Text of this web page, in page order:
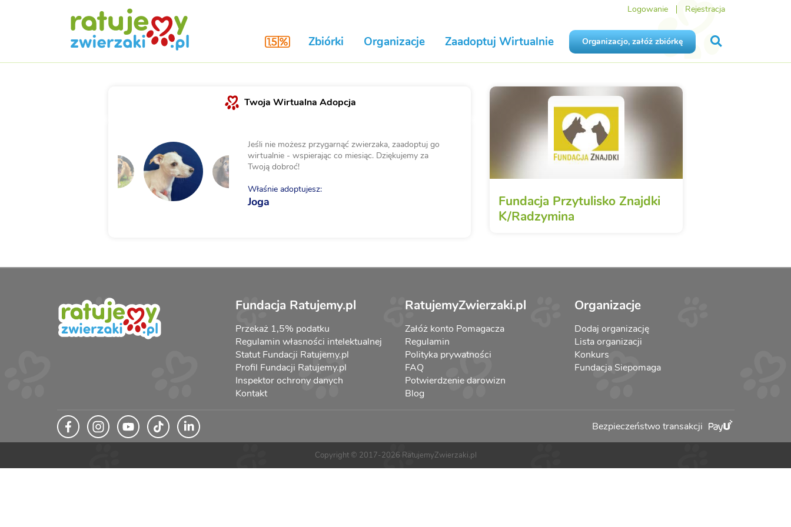
Logowanie Rejestracja
Zbiórki Organizacje Zaadoptuj Wirtualnie Organizacjo, załóż zbiórkę
Twoja Wirtualna Adopcja
Jeśli nie możesz przygarnąć zwierzaka, zaadoptuj go
wirtualnie - wspierając co miesiąc. Dziękujemy za
Twoją dobroć!
Właśnie adoptujesz:
Joga
Fundacja Przytulisko Znajdki
K/Radzymina
Fundacja Ratujemy.pl
Przekaż 1,5% podatku
Regulamin własności intelektualnej
Statut Fundacji Ratujemy.pl
Profil Fundacji Ratujemy.pl
Inspektor ochrony danych
Kontakt
RatujemyZwierzaki.pl
Załóż konto Pomagacza
Regulamin
Polityka prywatności
FAQ
Potwierdzenie darowizn
Blog
Organizacje
Dodaj organizację
Lista organizacji
Konkurs
Fundacja Siepomaga
Bezpieczeństwo transakcji
Copyright © 2017-2026 RatujemyZwierzaki.pl